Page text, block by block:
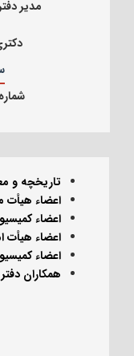
مدیر
تاریخچه و
اعضاء هیأت
اعضاء
اعضاء هیأت‌
اعضاء
همکاران دفتر